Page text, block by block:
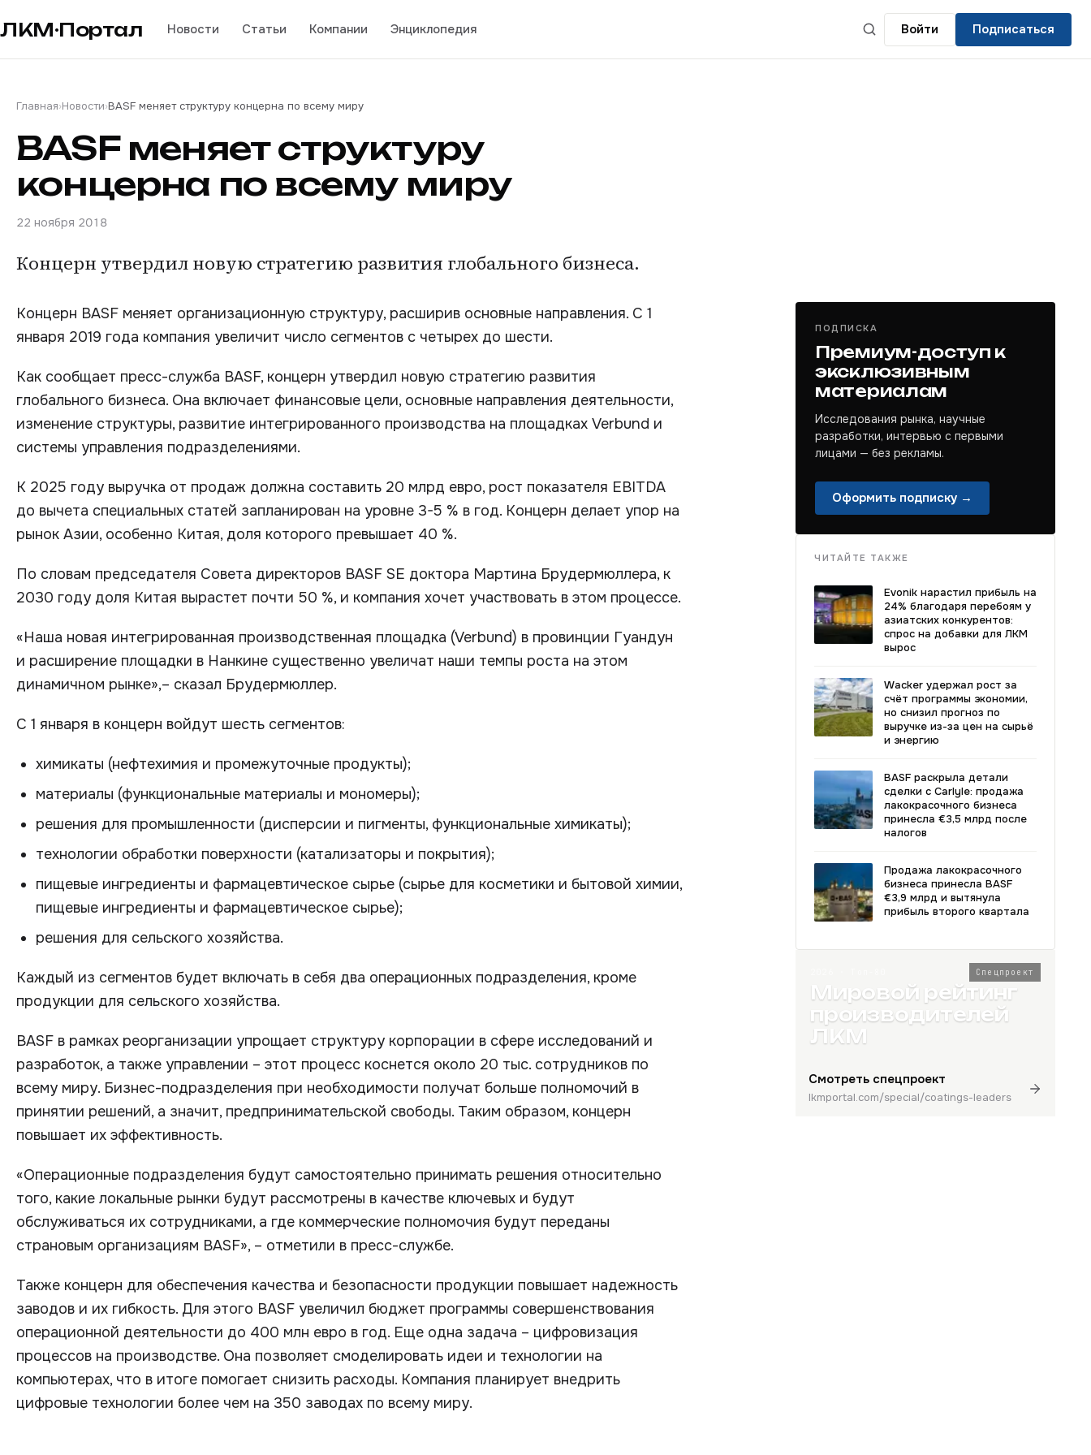
ЛКМ·Портал Новости Статьи Компании Энциклопедия Войти Подписаться
Главная›Новости›BASF меняет структуру концерна по всему миру
BASF меняет структуру
концерна по всему миру
22 ноября 2018
Концерн утвердил новую стратегию развития глобального бизнеса.
Концерн BASF меняет организационную структуру, расширив основные направления. С 1
января 2019 года компания увеличит число сегментов с четырех до шести.
Как сообщает пресс-служба BASF, концерн утвердил новую стратегию развития
глобального бизнеса. Она включает финансовые цели, основные направления деятельности,
изменение структуры, развитие интегрированного производства на площадках Verbund и
системы управления подразделениями.
К 2025 году выручка от продаж должна составить 20 млрд евро, рост показателя EBITDA
до вычета специальных статей запланирован на уровне 3-5 % в год. Концерн делает упор на
рынок Азии, особенно Китая, доля которого превышает 40 %.
По словам председателя Совета директоров BASF SE доктора Мартина Брудермюллера, к
2030 году доля Китая вырастет почти 50 %, и компания хочет участвовать в этом процессе.
«Наша новая интегрированная производственная площадка (Verbund) в провинции Гуандун
и расширение площадки в Нанкине существенно увеличат наши темпы роста на этом
динамичном рынке»,– сказал Брудермюллер.
С 1 января в концерн войдут шесть сегментов:
химикаты (нефтехимия и промежуточные продукты);
материалы (функциональные материалы и мономеры);
решения для промышленности (дисперсии и пигменты, функциональные химикаты);
технологии обработки поверхности (катализаторы и покрытия);
пищевые ингредиенты и фармацевтическое сырье (сырье для косметики и бытовой химии,
пищевые ингредиенты и фармацевтическое сырье);
решения для сельского хозяйства.
Каждый из сегментов будет включать в себя два операционных подразделения, кроме
продукции для сельского хозяйства.
BASF в рамках реорганизации упрощает структуру корпорации в сфере исследований и
разработок, а также управлении – этот процесс коснется около 20 тыс. сотрудников по
всему миру. Бизнес-подразделения при необходимости получат больше полномочий в
принятии решений, а значит, предпринимательской свободы. Таким образом, концерн
повышает их эффективность.
«Операционные подразделения будут самостоятельно принимать решения относительно
того, какие локальные рынки будут рассмотрены в качестве ключевых и будут
обслуживаться их сотрудниками, а где коммерческие полномочия будут переданы
страновым организациям BASF», – отметили в пресс-службе.
Также концерн для обеспечения качества и безопасности продукции повышает надежность
заводов и их гибкость. Для этого BASF увеличил бюджет программы совершенствования
операционной деятельности до 400 млн евро в год. Еще одна задача – цифровизация
процессов на производстве. Она позволяет смоделировать идеи и технологии на
компьютерах, что в итоге помогает снизить расходы. Компания планирует внедрить
цифровые технологии более чем на 350 заводах по всему миру.
ПОДПИСКА
Премиум-доступ к
эксклюзивным
материалам
Исследования рынка, научные
разработки, интервью с первыми
лицами — без рекламы.
Оформить подписку →
ЧИТАЙТЕ ТАКЖЕ
Evonik нарастил прибыль на
24% благодаря перебоям у
азиатских конкурентов:
спрос на добавки для ЛКМ
вырос
Wacker удержал рост за
счёт программы экономии,
но снизил прогноз по
выручке из-за цен на сырьё
и энергию
BASF раскрыла детали
сделки с Carlyle: продажа
лакокрасочного бизнеса
принесла €3,5 млрд после
налогов
Продажа лакокрасочного
бизнеса принесла BASF
€3,9 млрд и вытянула
прибыль второго квартала
Спецпроект
Мировой рейтинг
производителей
ЛКМ
Смотреть спецпроект
lkmportal.com/special/coatings-leaders